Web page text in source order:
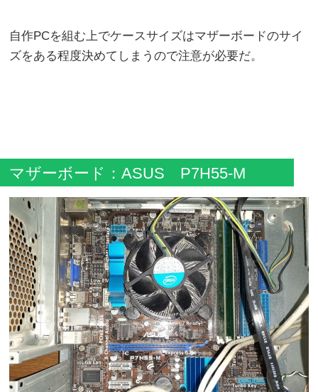
自作PCを組む上でケースサイズはマザーボードのサイ
ズをある程度決めてしまうので注意が必要だ。
マザーボード：ASUS P7H55-M